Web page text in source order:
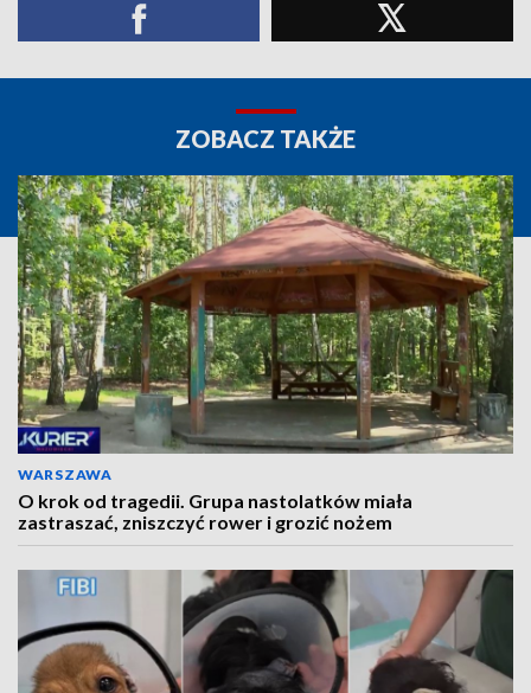
ZOBACZ TAKŻE
WARSZAWA
O krok od tragedii. Grupa nastolatków miała
zastraszać, zniszczyć rower i grozić nożem